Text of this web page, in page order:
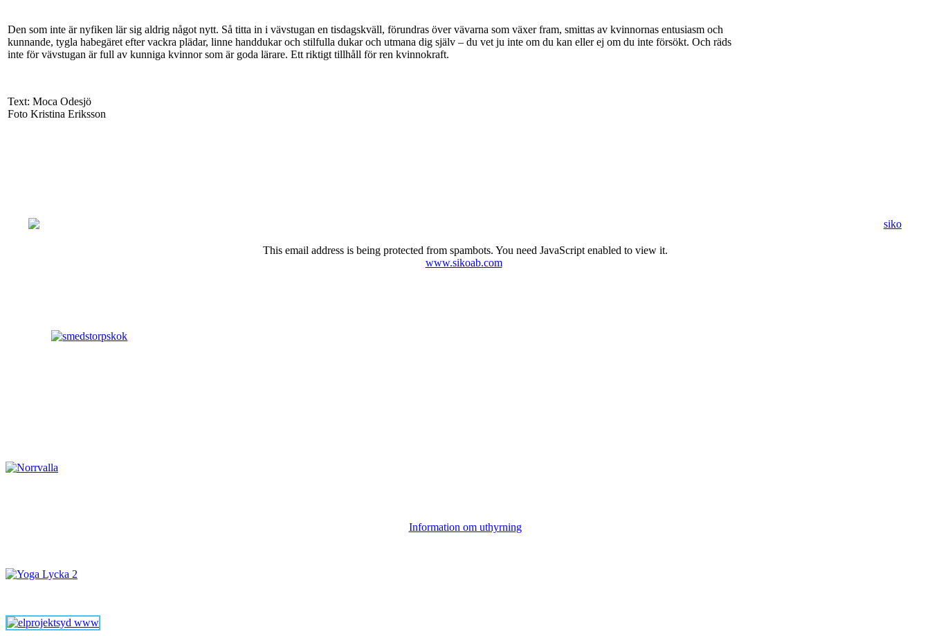
Den som inte är nyfiken lär sig aldrig något nytt. Så titta in i vävstugan en tisdagskväll, förundras över vävarna som växer fram, smittas av kvinnornas entusiasm och
kunnande, tygla habegäret efter vackra plädar, linne handdukar och stilfulla dukar och utmana dig själv – du vet ju inte om du kan eller ej om du inte försökt. Och räds
inte för vävstugan är full av kunniga kvinnor som är goda lärare. Ett riktigt tillhåll för ren kvinnokraft.
Text: Moca Odesjö
Foto Kristina Eriksson
This email address is being protected from spambots. You need JavaScript enabled to view it.
www.sikoab.com
Information om uthyrning